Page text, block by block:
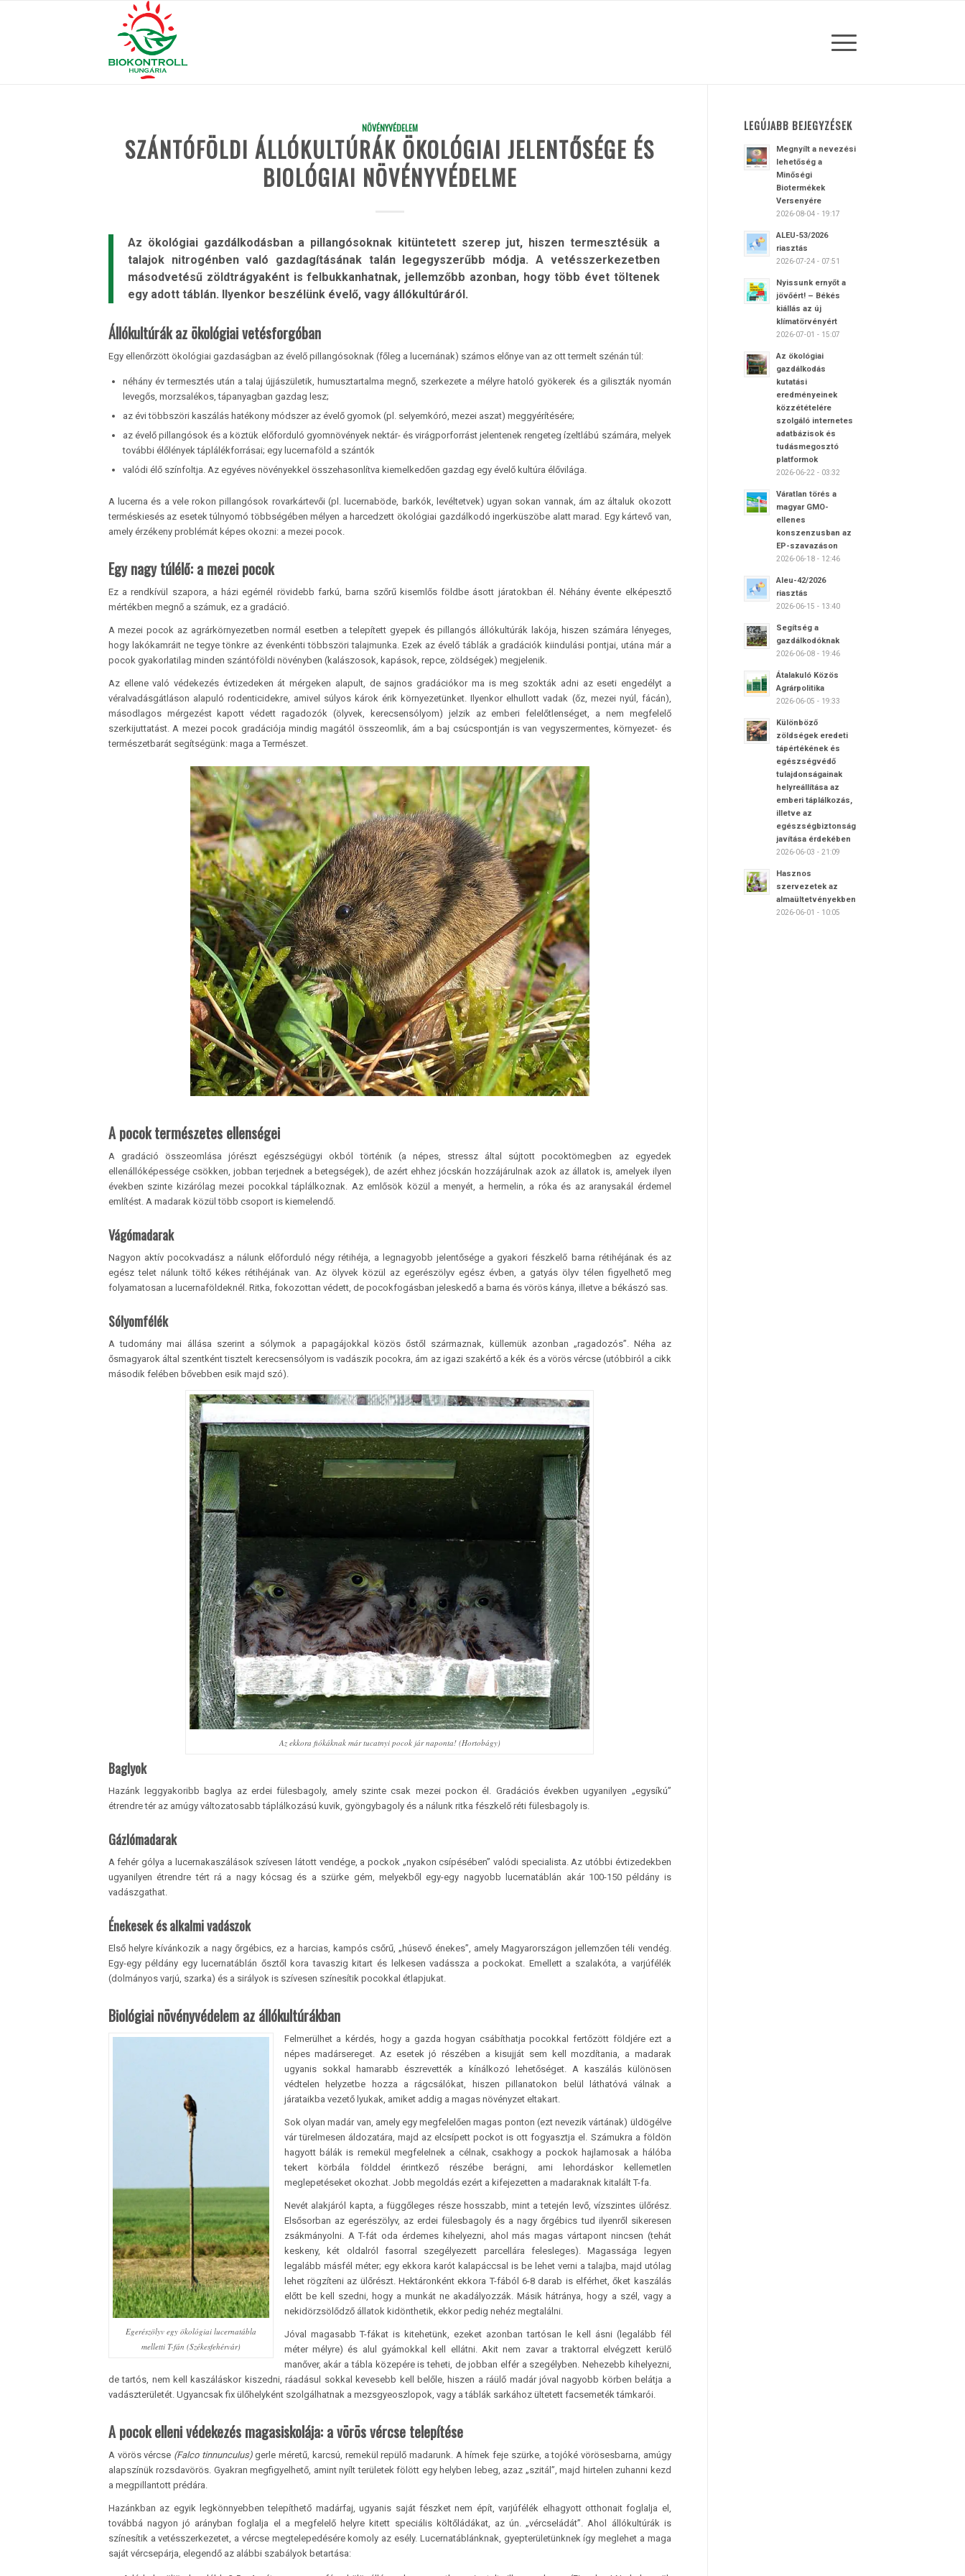
NÖVÉNYVÉDELEM
SZÁNTÓFÖLDI ÁLLÓKULTÚRÁK ÖKOLÓGIAI JELENTŐSÉGE ÉS
BIOLÓGIAI NÖVÉNYVÉDELME
Az ökológiai gazdálkodásban a pillangósoknak kitüntetett szerep jut, hiszen termesztésük a
talajok nitrogénben való gazdagításának talán legegyszerűbb módja. A vetésszerkezetben
másodvetésű zöldtrágyaként is felbukkanhatnak, jellemzőbb azonban, hogy több évet töltenek
egy adott táblán. Ilyenkor beszélünk évelő, vagy állókultúráról.
Állókultúrák az ökológiai vetésforgóban
Egy ellenőrzött ökológiai gazdaságban az évelő pillangósoknak (főleg a lucernának) számos előnye van az ott termelt szénán túl:
néhány év termesztés után a talaj újjászületik, humusztartalma megnő, szerkezete a mélyre hatoló gyökerek és a giliszták nyomán
levegős, morzsalékos, tápanyagban gazdag lesz;
az évi többszöri kaszálás hatékony módszer az évelő gyomok (pl. selyemkóró, mezei aszat) meggyérítésére;
az évelő pillangósok és a köztük előforduló gyomnövények nektár- és virágporforrást jelentenek rengeteg ízeltlábú számára, melyek
további élőlények táplálékforrásai; egy lucernaföld a szántók
valódi élő színfoltja. Az egyéves növényekkel összehasonlítva kiemelkedően gazdag egy évelő kultúra élővilága.
A lucerna és a vele rokon pillangósok rovarkártevői (pl. lucernaböde, barkók, levéltetvek) ugyan sokan vannak, ám az általuk okozott
terméskiesés az esetek túlnyomó többségében mélyen a harcedzett ökológiai gazdálkodó ingerküszöbe alatt marad. Egy kártevő van,
amely érzékeny problémát képes okozni: a mezei pocok.
Egy nagy túlélő: a mezei pocok
Ez a rendkívül szapora, a házi egérnél rövidebb farkú, barna szőrű kisemlős földbe ásott járatokban él. Néhány évente elképesztő
mértékben megnő a számuk, ez a gradáció.
A mezei pocok az agrárkörnyezetben normál esetben a telepített gyepek és pillangós állókultúrák lakója, hiszen számára lényeges,
hogy lakókamráit ne tegye tönkre az évenkénti többszöri talajmunka. Ezek az évelő táblák a gradációk kiindulási pontjai, utána már a
pocok gyakorlatilag minden szántóföldi növényben (kalászosok, kapások, repce, zöldségek) megjelenik.
Az ellene való védekezés évtizedeken át mérgeken alapult, de sajnos gradációkor ma is meg szokták adni az eseti engedélyt a
véralvadásgátláson alapuló rodenticidekre, amivel súlyos károk érik környezetünket. Ilyenkor elhullott vadak (őz, mezei nyúl, fácán),
másodlagos mérgezést kapott védett ragadozók (ölyvek, kerecsensólyom) jelzik az emberi felelőtlenséget, a nem megfelelő
szerkijuttatást. A mezei pocok gradációja mindig magától összeomlik, ám a baj csúcspontján is van vegyszermentes, környezet- és
természetbarát segítségünk: maga a Természet.
A pocok természetes ellenségei
A gradáció összeomlása jórészt egészségügyi okból történik (a népes, stressz által sújtott pocoktömegben az egyedek
ellenállóképessége csökken, jobban terjednek a betegségek), de azért ehhez jócskán hozzájárulnak azok az állatok is, amelyek ilyen
években szinte kizárólag mezei pocokkal táplálkoznak. Az emlősök közül a menyét, a hermelin, a róka és az aranysakál érdemel
említést. A madarak közül több csoport is kiemelendő.
Vágómadarak
Nagyon aktív pocokvadász a nálunk előforduló négy rétihéja, a legnagyobb jelentősége a gyakori fészkelő barna rétihéjának és az
egész telet nálunk töltő kékes rétihéjának van. Az ölyvek közül az egerészölyv egész évben, a gatyás ölyv télen figyelhető meg
folyamatosan a lucernaföldeknél. Ritka, fokozottan védett, de pocokfogásban jeleskedő a barna és vörös kánya, illetve a békászó sas.
Sólyomfélék
A tudomány mai állása szerint a sólymok a papagájokkal közös őstől származnak, küllemük azonban „ragadozós”. Néha az
ősmagyarok által szentként tisztelt kerecsensólyom is vadászik pocokra, ám az igazi szakértő a kék és a vörös vércse (utóbbiról a cikk
második felében bővebben esik majd szó).
Az ekkora fiókáknak már tucatnyi pocok jár naponta! (Hortobágy)
Baglyok
Hazánk leggyakoribb baglya az erdei fülesbagoly, amely szinte csak mezei pockon él. Gradációs években ugyanilyen „egysíkú”
étrendre tér az amúgy változatosabb táplálkozású kuvik, gyöngybagoly és a nálunk ritka fészkelő réti fülesbagoly is.
Gázlómadarak
A fehér gólya a lucernakaszálások szívesen látott vendége, a pockok „nyakon csípésében” valódi specialista. Az utóbbi évtizedekben
ugyanilyen étrendre tért rá a nagy kócsag és a szürke gém, melyekből egy-egy nagyobb lucernatáblán akár 100-150 példány is
vadászgathat.
Énekesek és alkalmi vadászok
Első helyre kívánkozik a nagy őrgébics, ez a harcias, kampós csőrű, „húsevő énekes”, amely Magyarországon jellemzően téli vendég.
Egy-egy példány egy lucernatáblán ősztől kora tavaszig kitart és lelkesen vadássza a pockokat. Emellett a szalakóta, a varjúfélék
(dolmányos varjú, szarka) és a sirályok is szívesen színesítik pocokkal étlapjukat.
Biológiai növényvédelem az állókultúrákban
Egerészölyv egy ökológiai lucernatábla
melletti T-fán (Székesfehérvár)
Felmerülhet a kérdés, hogy a gazda hogyan csábíthatja pocokkal fertőzött földjére ezt a
népes madársereget. Az esetek jó részében a kisujját sem kell mozdítania, a madarak
ugyanis sokkal hamarabb észrevették a kínálkozó lehetőséget. A kaszálás különösen
védtelen helyzetbe hozza a rágcsálókat, hiszen pillanatokon belül láthatóvá válnak a
járataikba vezető lyukak, amiket addig a magas növényzet eltakart.
Sok olyan madár van, amely egy megfelelően magas ponton (ezt nevezik vártának) üldögélve
vár türelmesen áldozatára, majd az elcsípett pockot is ott fogyasztja el. Számukra a földön
hagyott bálák is remekül megfelelnek a célnak, csakhogy a pockok hajlamosak a hálóba
tekert körbála földdel érintkező részébe berágni, ami lehordáskor kellemetlen
meglepetéseket okozhat. Jobb megoldás ezért a kifejezetten a madaraknak kitalált T-fa.
Nevét alakjáról kapta, a függőleges része hosszabb, mint a tetején levő, vízszintes ülőrész.
Elsősorban az egerészölyv, az erdei fülesbagoly és a nagy őrgébics tud ilyenről sikeresen
zsákmányolni. A T-fát oda érdemes kihelyezni, ahol más magas vártapont nincsen (tehát
keskeny, két oldalról fasorral szegélyezett parcellára felesleges). Magassága legyen
legalább másfél méter; egy ekkora karót kalapáccsal is be lehet verni a talajba, majd utólag
lehet rögzíteni az ülőrészt. Hektáronként ekkora T-fából 6-8 darab is elférhet, őket kaszálás
előtt be kell szedni, hogy a munkát ne akadályozzák. Másik hátránya, hogy a szél, vagy a
nekidörzsölődző állatok kidönthetik, ekkor pedig nehéz megtalálni.
Jóval magasabb T-fákat is kitehetünk, ezeket azonban tartósan le kell ásni (legalább fél
méter mélyre) és alul gyámokkal kell ellátni. Akit nem zavar a traktorral elvégzett kerülő
manőver, akár a tábla közepére is teheti, de jobban elfér a szegélyben. Nehezebb kihelyezni,
de tartós, nem kell kaszáláskor kiszedni, ráadásul sokkal kevesebb kell belőle, hiszen a ráülő madár jóval nagyobb körben belátja a
vadászterületét. Ugyancsak fix ülőhelyként szolgálhatnak a mezsgyeoszlopok, vagy a táblák sarkához ültetett facsemeték támkarói.
A pocok elleni védekezés magasiskolája: a vörös vércse telepítése
A vörös vércse (Falco tinnunculus)gerle méretű, karcsú, remekül repülő madarunk. A hímek feje szürke, a tojóké vörösesbarna, amúgy
alapszínük rozsdavörös. Gyakran megfigyelhető, amint nyílt területek fölött egy helyben lebeg, azaz „szitál”, majd hirtelen zuhanni kezd
a megpillantott prédára.
Hazánkban az egyik legkönnyebben telepíthető madárfaj, ugyanis saját fészket nem épít, varjúfélék elhagyott otthonait foglalja el,
továbbá nagyon jó arányban foglalja el a megfelelő helyre kitett speciális költőládákat, az ún. „vércseládát”. Ahol állókultúrák is
színesítik a vetésszerkezetet, a vércse megtelepedésére komoly az esély. Lucernatáblánknak, gyepterületünknek így meglehet a maga
saját vércsepárja, elegendő az alábbi szabályok betartása:
LEGÚJABB BEJEGYZÉSEK
Megnyílt a nevezési
lehetőség a
Minőségi
Biotermékek
Versenyére
2026-08-04 - 19:17
ALEU-53/2026
riasztás
2026-07-24 - 07:51
Nyissunk ernyőt a
jövőért! – Békés
kiállás az új
klímatörvényért
2026-07-01 - 15:07
Az ökológiai
gazdálkodás
kutatási
eredményeinek
közzétételére
szolgáló internetes
adatbázisok és
tudásmegosztó
platformok
2026-06-22 - 03:32
Váratlan törés a
magyar GMO-
ellenes
konszenzusban az
EP-szavazáson
2026-06-18 - 12:46
Aleu-42/2026
riasztás
2026-06-15 - 13:40
Segítség a
gazdálkodóknak
2026-06-08 - 19:46
Átalakuló Közös
Agrárpolitika
2026-06-05 - 19:33
Különböző
zöldségek eredeti
tápértékének és
egészségvédő
tulajdonságainak
helyreállítása az
emberi táplálkozás,
illetve az
egészségbiztonság
javítása érdekében
2026-06-03 - 21:09
Hasznos
szervezetek az
almaültetvényekben
2026-06-01 - 10:05